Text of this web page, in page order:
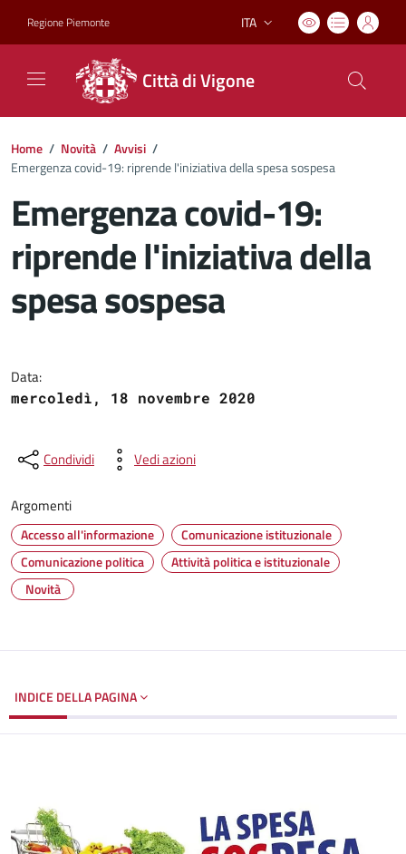
Regione Piemonte Lingua attiva:
ITA
Città di Vigone
Home / Novità / Avvisi /
Emergenza covid-19: riprende l'iniziativa della spesa sospesa
Emergenza covid-19:
riprende l'iniziativa della
spesa sospesa
Data:
mercoledì, 18 novembre 2020
Condividi Vedi azioni
Argomenti
Accesso all'informazione
Comunicazione istituzionale
Comunicazione politica
Attività politica e istituzionale
Novità
INDICE DELLA PAGINA